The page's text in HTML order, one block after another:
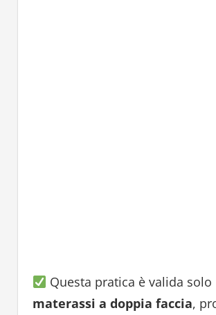
Questa pratica è valida solo
materassi a doppia faccia,